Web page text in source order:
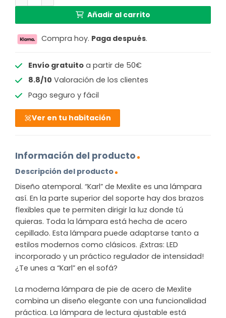
Añadir al carrito
Compra hoy. Paga después.
Envío gratuitoa partir de 50€
8.8/10 Valoración de los clientes
Pago seguro y fácil
Ver en tu habitación
Información del producto
Descripción del producto
Diseño atemporal. “Karl” de Mexlite es una lámpara
así. En la parte superior del soporte hay dos brazos
flexibles que te permiten dirigir la luz donde tú
quieras. Toda la lámpara está hecha de acero
cepillado. Esta lámpara puede adaptarse tanto a
estilos modernos como clásicos. ¡Extras: LED
incorporado y un práctico regulador de intensidad!
¿Te unes a “Karl” en el sofá?
La moderna lámpara de pie de acero de Mexlite
combina un diseño elegante con una funcionalidad
práctica. La lámpara de lectura ajustable está